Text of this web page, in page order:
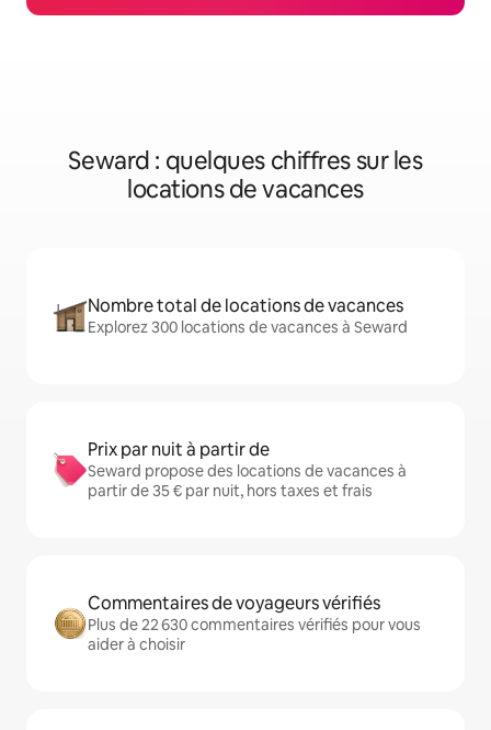
Seward : quelques chiffres sur les
locations de vacances
Nombre total de locations de vacances
Explorez 300 locations de vacances à Seward
Prix par nuit à partir de
Seward propose des locations de vacances à
partir de 35 € par nuit, hors taxes et frais
Commentaires de voyageurs vérifiés
Plus de 22 630 commentaires vérifiés pour vous
aider à choisir